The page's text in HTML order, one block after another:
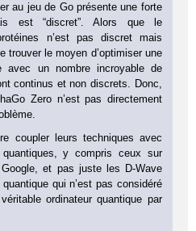
au jeu de Go présente une forte
est “discret”. Alors que le
n’est pas discret mais
trouver le moyen d’optimiser une
avec un nombre incroyable de
continus et non discrets. Donc,
Zero n’est pas directement
coupler leurs techniques avec
y compris ceux sur
Google, et pas juste les D-Wave
qui n’est pas considéré
ordinateur quantique par